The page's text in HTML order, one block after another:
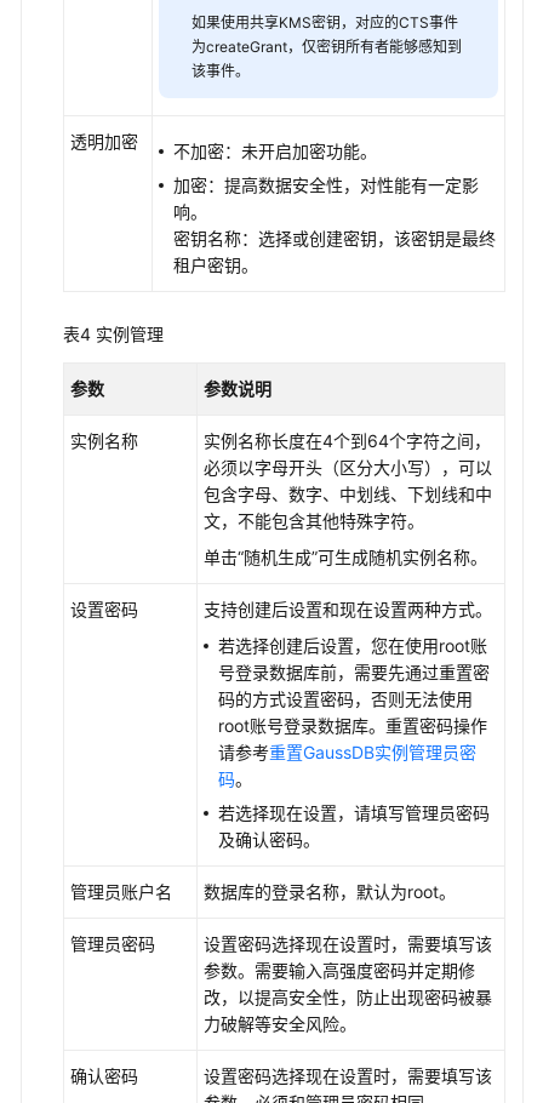
如果使用共享KMS密钥，对应的CTS事件
为createGrant，仅密钥所有者能够感知到
该事件。
透明加密
不加密：未开启加密功能。
加密：提高数据安全性，对性能有一定影
响。
密钥名称：选择或创建密钥，该密钥是最终
租户密钥。
表4 实例管理
参数 参数说明
实例名称
实例名称长度在4个到64个字符之间，
必须以字母开头（区分大小写），可以
包含字母、数字、中划线、下划线和中
文，不能包含其他特殊字符。
单击“随机生成”可生成随机实例名称。
设置密码
支持创建后设置和现在设置两种方式。
若选择创建后设置，您在使用root账
号登录数据库前，需要先通过重置密
码的方式设置密码，否则无法使用
root账号登录数据库。重置密码操作
请参考重置GaussDB实例管理员密
码。
若选择现在设置，请填写管理员密码
及确认密码。
管理员账户名 数据库的登录名称，默认为root。
管理员密码
设置密码选择现在设置时，需要填写该
参数。需要输入高强度密码并定期修
改，以提高安全性，防止出现密码被暴
力破解等安全风险。
确认密码
设置密码选择现在设置时，需要填写该